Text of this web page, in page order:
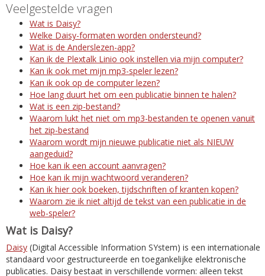
Veelgestelde vragen
Wat is Daisy?
Welke Daisy-formaten worden ondersteund?
Wat is de Anderslezen-app?
Kan ik de Plextalk Linio ook instellen via mijn computer?
Kan ik ook met mijn mp3-speler lezen?
Kan ik ook op de computer lezen?
Hoe lang duurt het om een publicatie binnen te halen?
Wat is een zip-bestand?
Waarom lukt het niet om mp3-bestanden te openen vanuit
het zip-bestand
Waarom wordt mijn nieuwe publicatie niet als NIEUW
aangeduid?
Hoe kan ik een account aanvragen?
Hoe kan ik mijn wachtwoord veranderen?
Kan ik hier ook boeken, tijdschriften of kranten kopen?
Waarom zie ik niet altijd de tekst van een publicatie in de
web-speler?
Wat is Daisy?
Daisy (Digital Accessible Information SYstem) is een internationale
standaard voor gestructureerde en toegankelijke elektronische
publicaties. Daisy bestaat in verschillende vormen: alleen tekst